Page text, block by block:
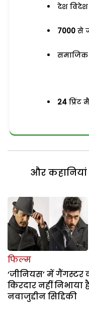
देश
7000 से
24 प्रिंट
और
फिल्म
‘जीनियस’ में गैंगस्टर
किरदार नहीं निभाया
नवाजुद्दीन सिद्दिकी